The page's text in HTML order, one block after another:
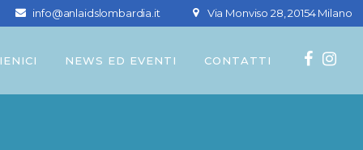
info@anlaidslombardia.it Via Monviso 28, 20154 Milano
NEWS ED EVENTI CONTATTI